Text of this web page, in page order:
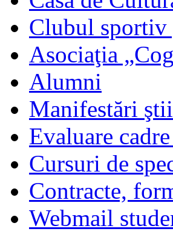
Clubul sportiv
Asociaţia
Alumni
Manifestări
Evaluare
Cursuri de
Contracte,
Webmail